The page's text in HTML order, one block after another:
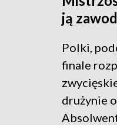
ją
Polki,
finale
drużynie